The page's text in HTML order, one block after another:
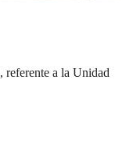
a la Unidad